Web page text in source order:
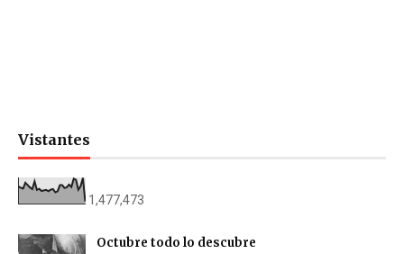
Vistantes
1,477,473
Octubre todo lo descubre